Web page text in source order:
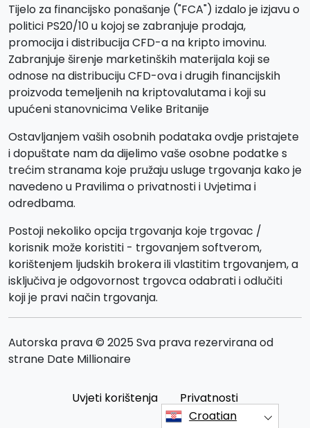
Tijelo za financijsko ponašanje ("FCA") izdalo je izjavu o
politici PS20/10 u kojoj se zabranjuje prodaja,
promocija i distribucija CFD-a na kripto imovinu.
Zabranjuje širenje marketinških materijala koji se
odnose na distribuciju CFD-ova i drugih financijskih
proizvoda temeljenih na kriptovalutama i koji su
upućeni stanovnicima Velike Britanije
Ostavljanjem vaših osobnih podataka ovdje pristajete
i dopuštate nam da dijelimo vaše osobne podatke s
trećim stranama koje pružaju usluge trgovanja kako je
navedeno u Pravilima o privatnosti i Uvjetima i
odredbama.
Postoji nekoliko opcija trgovanja koje trgovac /
korisnik može koristiti - trgovanjem softverom,
korištenjem ljudskih brokera ili vlastitim trgovanjem, a
isključiva je odgovornost trgovca odabrati i odlučiti
koji je pravi način trgovanja.
Autorska prava © 2025 Sva prava rezervirana od
strane Date Millionaire
Uvjeti korištenja
Privatnosti
Croatian